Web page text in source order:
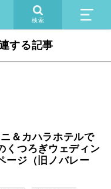
検索
する記事
＆カハラホテルで
くつろぎウェディン
ジ（旧ノバレー